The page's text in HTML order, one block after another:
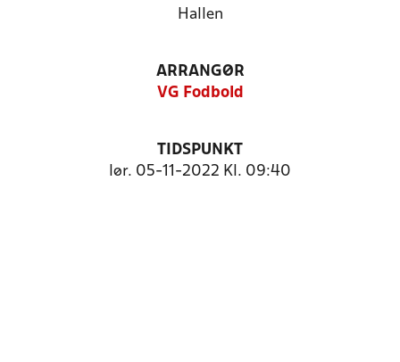
Hallen
ARRANGØR
VG Fodbold
TIDSPUNKT
lør. 05-11-2022 Kl. 09:40